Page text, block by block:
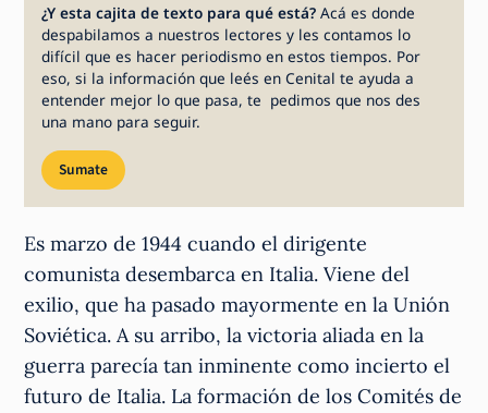
¿Y esta cajita de texto para qué está?Acá es donde
despabilamos a nuestros lectores y les contamos lo
difícil que es hacer periodismo en estos tiempos. Por
eso, si la información que leés en Cenital te ayuda a
entender mejor lo que pasa, te pedimos que nos des
una mano para seguir.
Sumate
Es marzo de 1944 cuando el dirigente
comunista desembarca en Italia. Viene del
exilio, que ha pasado mayormente en la Unión
Soviética. A su arribo, la victoria aliada en la
guerra parecía tan inminente como incierto el
futuro de Italia. La formación de los Comités de